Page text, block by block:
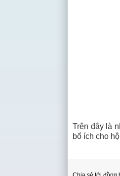
Trên đây là
bổ ích cho